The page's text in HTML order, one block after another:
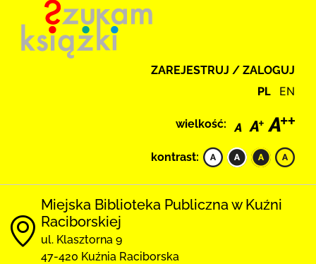
ZAREJESTRUJ / ZALOGUJ
PL EN
wielkość:
kontrast:
Miejska Biblioteka Publiczna w Kuźni
Raciborskiej
ul. Klasztorna 9
47-420 Kuźnia Raciborska